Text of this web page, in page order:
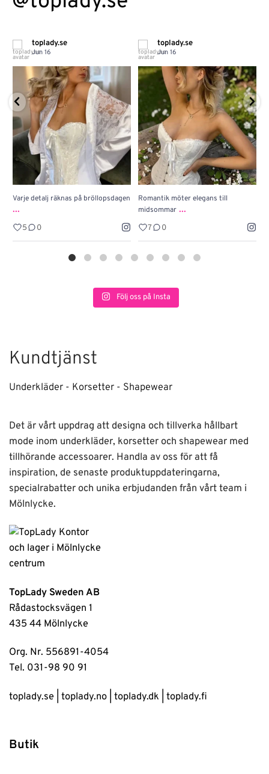
toplady.se
Jun 16
Varje detalj räknas på bröllopsdagen
...
5 0
toplady.se
Jun 16
Romantik möter elegans till
midsommar ...
7 0
Följ oss på Insta
Kundtjänst
Underkläder - Korsetter - Shapewear
Det är vårt uppdrag att designa och tillverka hållbart
mode inom underkläder, korsetter och shapewear med
tillhörande accessoarer. Handla av oss för att få
inspiration, de senaste produktuppdateringarna,
specialrabatter och unika erbjudanden från vårt team i
Mölnlycke.
TopLady Sweden AB
Rådastocksvägen 1
435 44 Mölnlycke
Org. Nr. 556891-4054
Tel. 031-98 90 91
toplady.se toplady.no toplady.dk toplady.fi
Butik